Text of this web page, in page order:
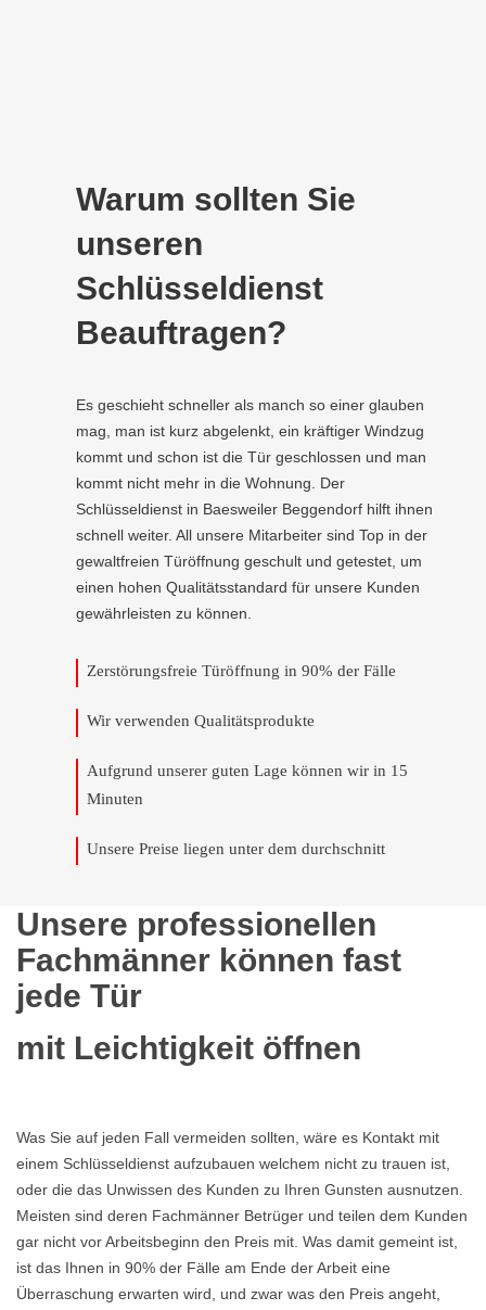
Warum sollten Sie
unseren
Schlüsseldienst
Beauftragen?
Es geschieht schneller als manch so einer glauben
mag, man ist kurz abgelenkt, ein kräftiger Windzug
kommt und schon ist die Tür geschlossen und man
kommt nicht mehr in die Wohnung. Der
Schlüsseldienst in Baesweiler Beggendorf hilft ihnen
schnell weiter. All unsere Mitarbeiter sind Top in der
gewaltfreien Türöffnung geschult und getestet, um
einen hohen Qualitätsstandard für unsere Kunden
gewährleisten zu können.
Zerstörungsfreie Türöffnung in 90% der Fälle
Wir verwenden Qualitätsprodukte
Aufgrund unserer guten Lage können wir in 15
Minuten
Unsere Preise liegen unter dem durchschnitt
Unsere professionellen
Fachmänner können fast
jede Tür
mit Leichtigkeit öffnen
Was Sie auf jeden Fall vermeiden sollten, wäre es Kontakt mit
einem Schlüsseldienst aufzubauen welchem nicht zu trauen ist,
oder die das Unwissen des Kunden zu Ihren Gunsten ausnutzen.
Meisten sind deren Fachmänner Betrüger und teilen dem Kunden
gar nicht vor Arbeitsbeginn den Preis mit. Was damit gemeint ist,
ist das Ihnen in 90% der Fälle am Ende der Arbeit eine
Überraschung erwarten wird, und zwar was den Preis angeht,